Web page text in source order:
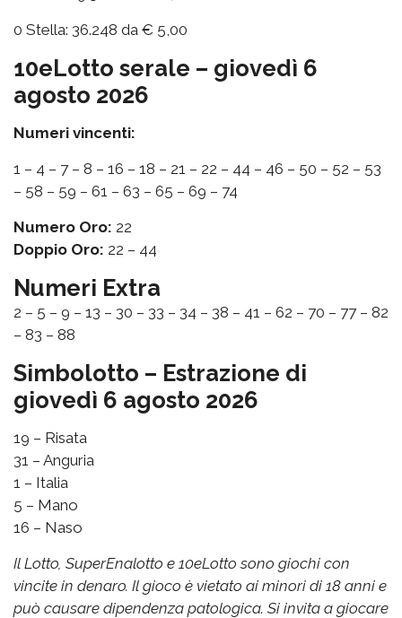
0 Stella: 36.248 da € 5,00
10eLotto serale – giovedì 6
agosto 2026
Numeri vincenti:
1 – 4 – 7 – 8 – 16 – 18 – 21 – 22 – 44 – 46 – 50 – 52 – 53
– 58 – 59 – 61 – 63 – 65 – 69 – 74
Numero Oro: 22
Doppio Oro: 22 – 44
Numeri Extra
2 – 5 – 9 – 13 – 30 – 33 – 34 – 38 – 41 – 62 – 70 – 77 – 82
– 83 – 88
Simbolotto – Estrazione di
giovedì 6 agosto 2026
19 – Risata
31 – Anguria
1 – Italia
5 – Mano
16 – Naso
Il Lotto, SuperEnalotto e 10eLotto sono giochi con
vincite in denaro. Il gioco è vietato ai minori di 18 anni e
può causare dipendenza patologica. Si invita a giocare